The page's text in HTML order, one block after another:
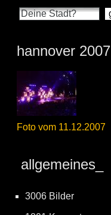
hannover 2007
Foto vom 11.12.2007
allgemeines_
3006 Bilder